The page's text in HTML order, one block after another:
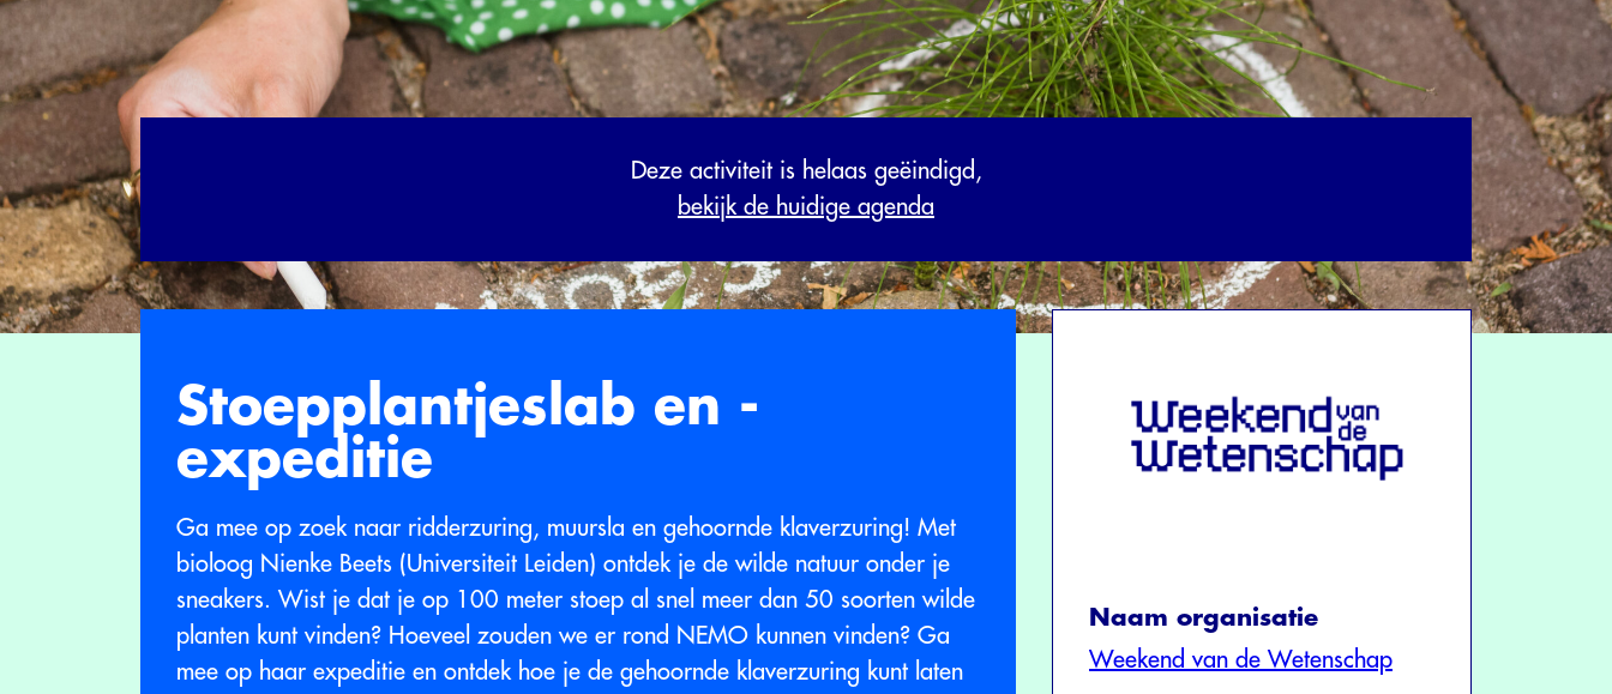
Deze activiteit is helaas geëindigd,
bekijk de huidige agenda
Stoepplantjeslab en -
expeditie
Ga mee op zoek naar ridderzuring, muursla en gehoornde klaverzuring! Met
bioloog Nienke Beets (Universiteit Leiden) ontdek je de wilde natuur onder je
sneakers. Wist je dat je op 100 meter stoep al snel meer dan 50 soorten wilde
planten kunt vinden? Hoeveel zouden we er rond NEMO kunnen vinden? Ga
mee op haar expeditie en ontdek hoe je de gehoornde klaverzuring kunt laten
Naam organisatie
Weekend van de Wetenschap